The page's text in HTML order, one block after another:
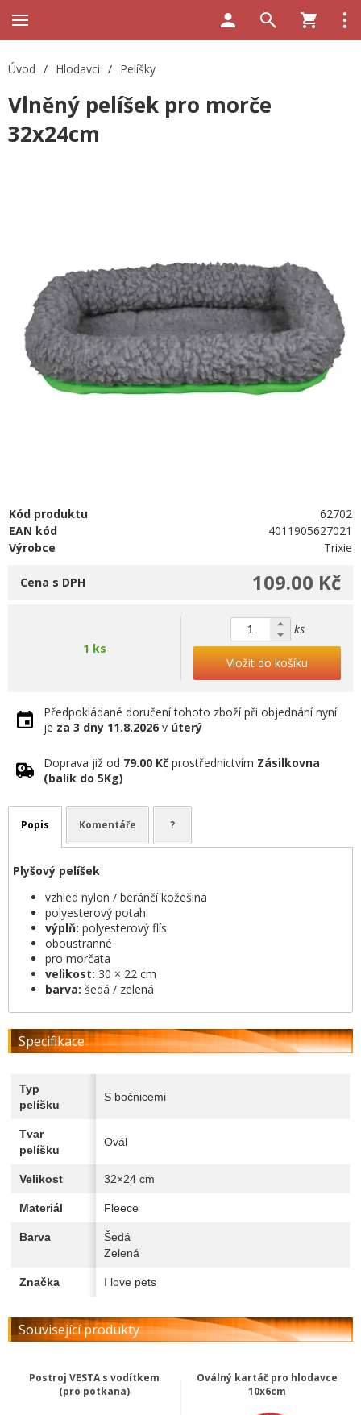
Úvod / Hlodavci / Pelíšky
Vlněný pelíšek pro morče
32x24cm
Kód produktu
62702
EAN kód
4011905627021
Výrobce
Trixie
109.00 Kč
Cena s DPH
1 ks
ks
Vložit do košíku
Předpokládané doručení tohoto zboží při objednání nyní
je za 3 dny 11.8.2026 v úterý
Doprava již od 79.00 Kč prostřednictvím Zásilkovna
(balík do 5Kg)
Popis Komentáře ?
Plyšový pelíšek
vzhled nylon / beránčí kožešina
polyesterový potah
výplň: polyesterový flís
oboustranné
pro morčata
velikost: 30 × 22 cm
barva: šedá / zelená
Specifikace
Typ
pelíšku
S bočnicemi
Tvar
pelíšku
Ovál
Velikost 32×24 cm
Materiál Fleece
Barva
Šedá
Zelená
Značka I love pets
Související produkty
Postroj VESTA s vodítkem
(pro potkana)
Oválný kartáč pro hlodavce
10x6cm